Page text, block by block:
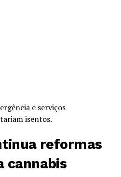
e serviços
isentos.
reformas
cannabis